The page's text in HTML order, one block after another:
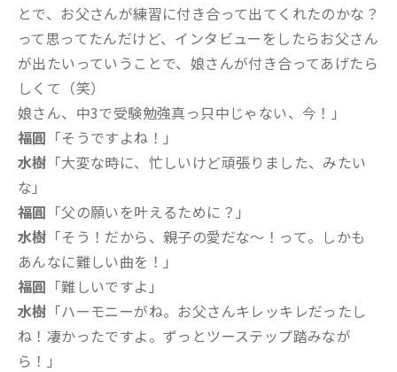
とで、お父さんが練習に付き合って出てくれたのかな？
って思ってたんだけど、インタビューをしたらお父さん
が出たいっていうことで、娘さんが付き合ってあげたら
しくて（笑）
娘さん、中3で受験勉強真っ只中じゃない、今！」
福圓 「そうですよね！」
水樹 「大変な時に、忙しいけど頑張りました、みたい
な」
福圓 「父の願いを叶えるために？」
水樹 「そう！だから、親子の愛だな〜！って。しかも
あんなに難しい曲を！」
福圓 「難しいですよ」
水樹 「ハーモニーがね。お父さんキレッキレだったし
ね！凄かったですよ。ずっとツーステップ踏みなが
ら！」